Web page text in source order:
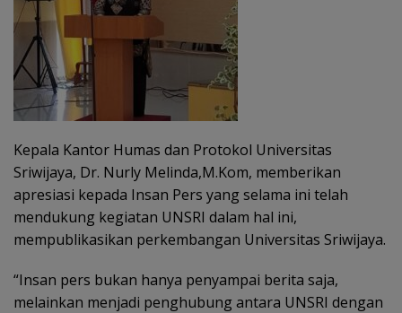
Kepala Kantor Humas dan Protokol Universitas
Sriwijaya, Dr. Nurly Melinda,M.Kom, memberikan
apresiasi kepada Insan Pers yang selama ini telah
mendukung kegiatan UNSRI dalam hal ini,
mempublikasikan perkembangan Universitas Sriwijaya.
“Insan pers bukan hanya penyampai berita saja,
melainkan menjadi penghubung antara UNSRI dengan